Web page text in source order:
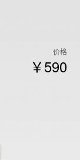
价格
￥590